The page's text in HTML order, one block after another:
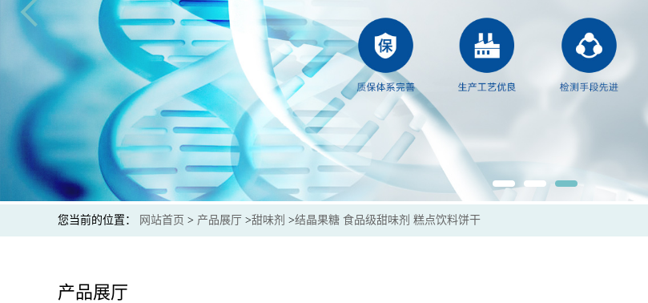
您当前的位置： 网站首页 > 产品展厅 >甜味剂 >结晶果糖 食品级甜味剂 糕点饮料饼干
产品展厅